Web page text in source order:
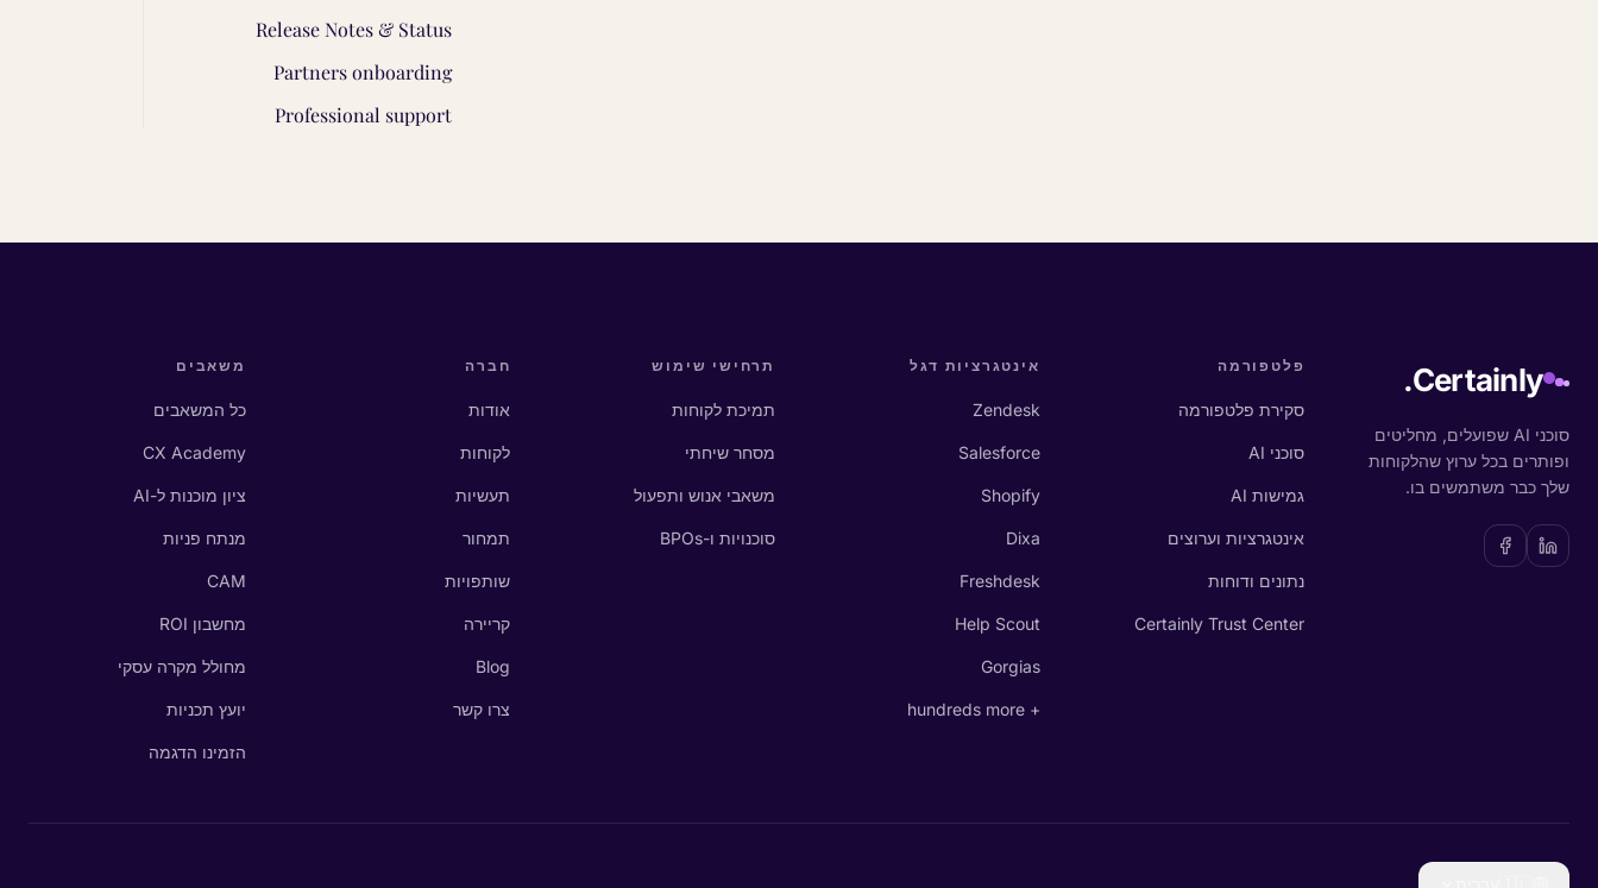
Release Notes & Status
Partners onboarding
Professional support
Certainly.
סוכני AI שפועלים, מחליטים
ופותרים בכל ערוץ שהלקוחות
שלך כבר משתמשים בו.
פלטפורמה
סקירת פלטפורמה
סוכני AI
גמישות AI
אינטגרציות וערוצים
נתונים ודוחות
Certainly Trust Center
אינטגרציות דגל
Zendesk
Salesforce
Shopify
Dixa
Freshdesk
Help Scout
Gorgias
+ hundreds more
תרחישי שימוש
תמיכת לקוחות
מסחר שיחתי
משאבי אנוש ותפעול
סוכנויות ו-BPOs
חברה
אודות
לקוחות
תעשיות
תמחור
שותפויות
קריירה
Blog
צרו קשר
משאבים
כל המשאבים
CX Academy
ציון מוכנות ל-AI
מנתח פניות
CAM
מחשבון ROI
מחולל מקרה עסקי
יועץ תכניות
הזמינו הדגמה